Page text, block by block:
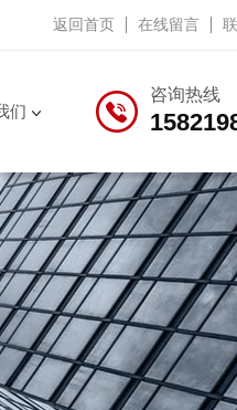
返回首页 在线留言
咨询热线
们